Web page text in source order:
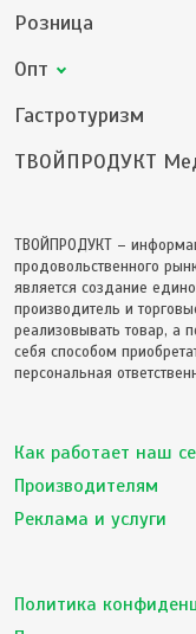
Розница
Опт
Гастротуризм
ТВОЙПРОДУКТ
ТВОЙПРОДУКТ –
продовольственного
является создание
производитель и
реализовывать товар, а
себя способом
персональная
Как работает наш
Производителям
Реклама и услуги
Политика